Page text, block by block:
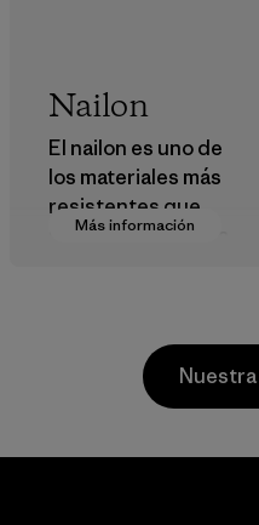
Más información
Nailon
El nailon es uno de
los materiales más
resistentes que
usamos en nuestra
productos están
hechos con nailon